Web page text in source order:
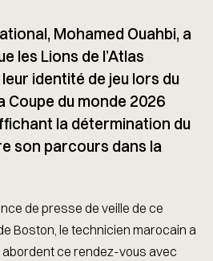
Mohamed Ouahbi, a
les Lions de l’Atlas
identité de jeu lors du
Coupe du monde 2026
la détermination du
son parcours dans la
de presse de veille de ce
Boston, le technicien marocain a
abordent ce rendez-vous avec